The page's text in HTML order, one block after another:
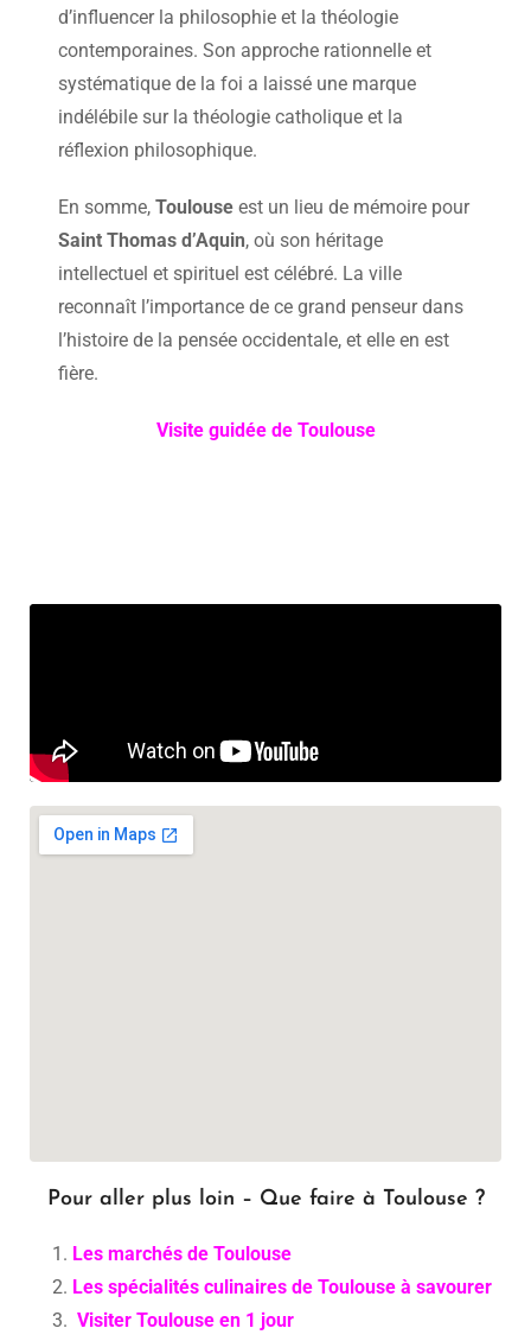
d’influencer la philosophie et la théologie
contemporaines. Son approche rationnelle et
systématique de la foi a laissé une marque
indélébile sur la théologie catholique et la
réflexion philosophique.
En somme, Toulouse est un lieu de mémoire pour
Saint Thomas d’Aquin, où son héritage
intellectuel et spirituel est célébré. La ville
reconnaît l’importance de ce grand penseur dans
l’histoire de la pensée occidentale, et elle en est
fière.
Visite guidée de Toulouse
Pour aller plus loin – Que faire à Toulouse ?
Les marchés de Toulouse
Les spécialités culinaires de Toulouse à savourer
Visiter Toulouse en 1 jour